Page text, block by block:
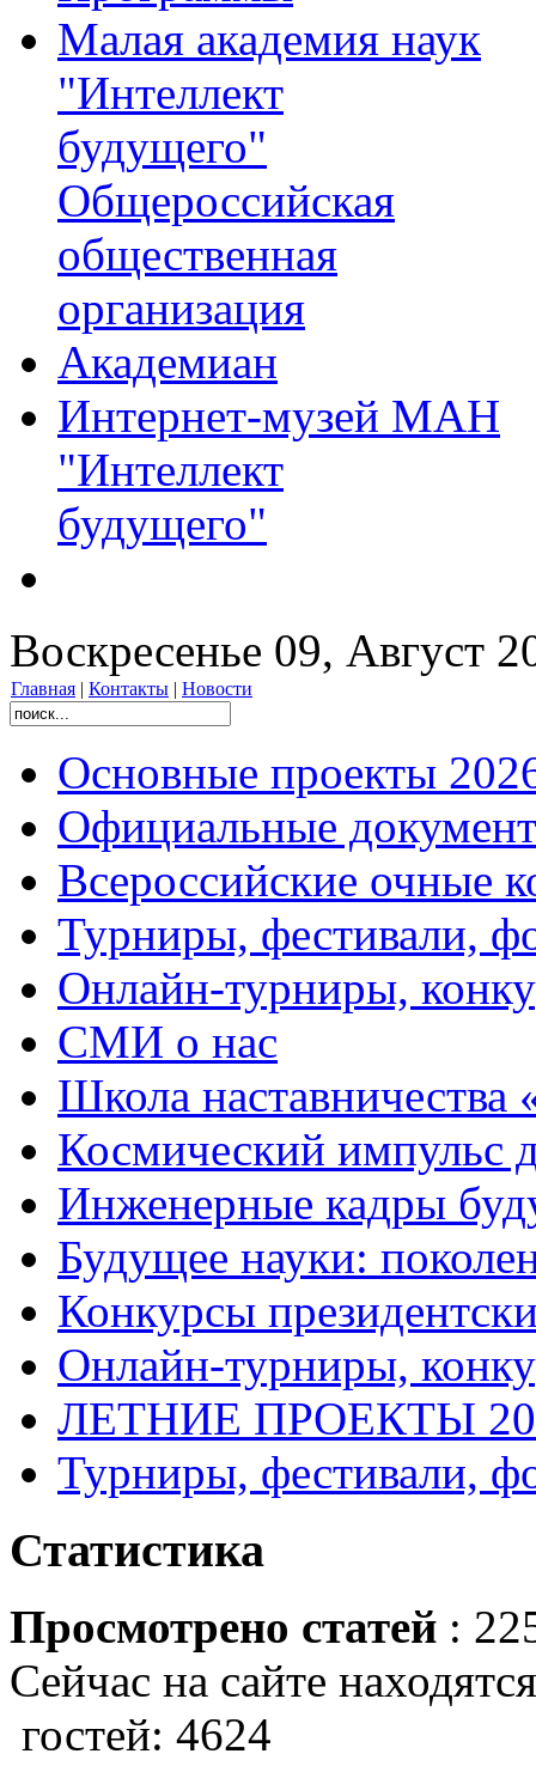
Малая академия наук
"Интеллект
будущего"
Общероссийская
общественная
организация
Академиан
Интернет-музей МАН
"Интеллект
будущего"
Воскресенье 09, Август
Главная | Контакты | Новости
Основные проекты
Официальные
Всероссийские очные
Турниры, фестивали,
Онлайн-турниры,
СМИ о нас
Школа
Космический импульс
Инженерные кадры
Будущее науки:
Конкурсы
Онлайн-турниры,
ЛЕТНИЕ ПРОЕКТЫ
Турниры, фестивали,
Статистика
Просмотрено статей :
Сейчас на сайте
гостей: 4624